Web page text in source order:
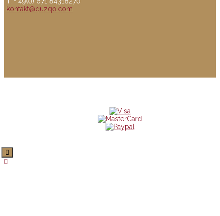
kontakt@quzqo.com